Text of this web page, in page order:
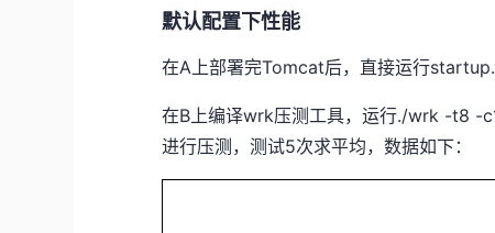
默认配置下性能
在A上部署完Tomcat后，直接运行
在B上编译wrk压测工具，运行./wrk -t8 -
进行压测，测试5次求平均，数据如下：